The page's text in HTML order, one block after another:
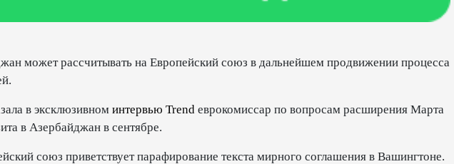
может рассчитывать на Европейский союз в дальнейшем продвижении процесса
в эксклюзивном интервью Trend еврокомиссар по вопросам расширения Марта
в Азербайджан в сентябре.
союз приветствует парафирование текста мирного соглашения в Вашингтоне.